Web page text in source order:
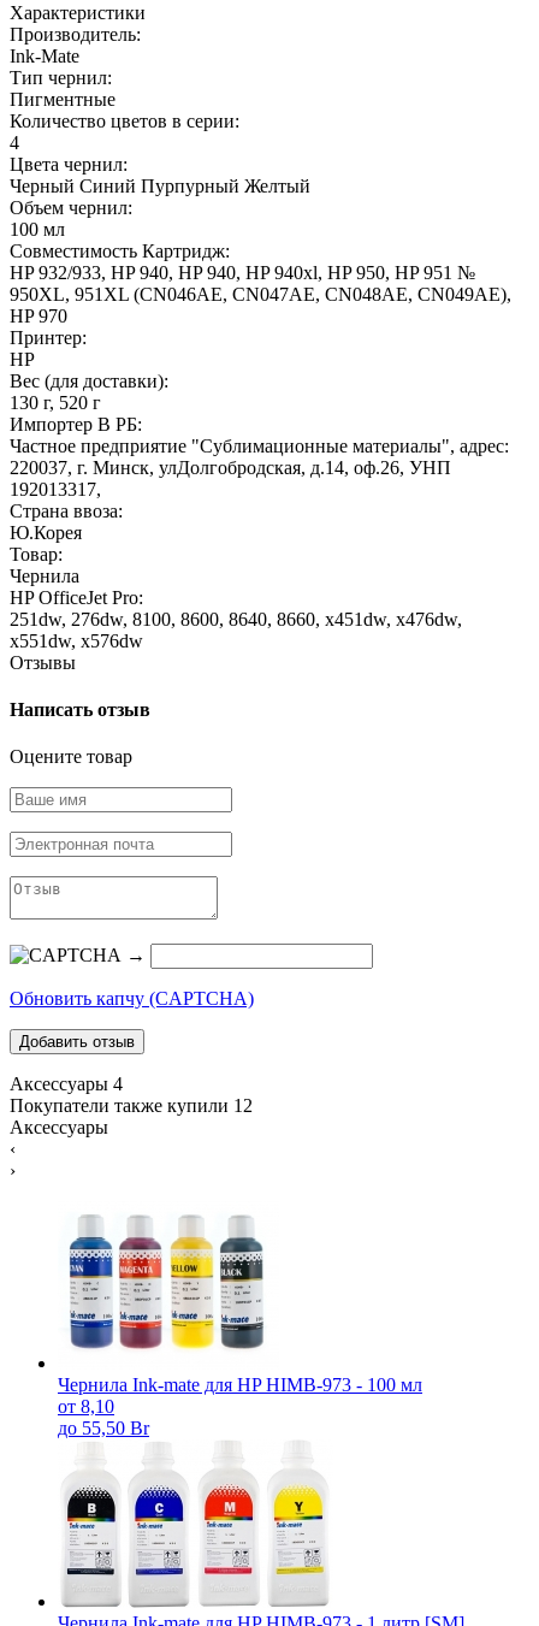
Характеристики
Производитель:
Ink-Mate
Тип чернил:
Пигментные
Количество цветов в серии:
4
Цвета чернил:
Черный Синий Пурпурный Желтый
Объем чернил:
100 мл
Совместимость Картридж:
HP 932/933, HP 940, HP 940, HP 940xl, HP 950, HP 951 №
950XL, 951XL (CN046AE, CN047AE, CN048AE, CN049AE),
HP 970
Принтер:
HP
Вес (для доставки):
130 г, 520 г
Импортер В РБ:
Частное предприятие "Сублимационные материалы", адрес:
220037, г. Минск, улДолгобродская, д.14, оф.26, УНП
192013317,
Страна ввоза:
Ю.Корея
Товар:
Чернила
HP OfficeJet Pro:
251dw, 276dw, 8100, 8600, 8640, 8660, x451dw, x476dw,
x551dw, x576dw
Отзывы
Написать отзыв
Оцените товар
→
Обновить капчу (CAPTCHA)
Аксессуары 4
Покупатели также купили 12
Аксессуары
‹
›
Чернила Ink-mate для HP HIMB-973 - 100 мл
от 8,10
до 55,50 Br